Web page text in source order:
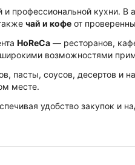
профессиональной кухни. В
чай и кофе от
HoReCa — ресторанов,
возможностями
пасты, соусов, десертов и
месте.
удобство закупок и